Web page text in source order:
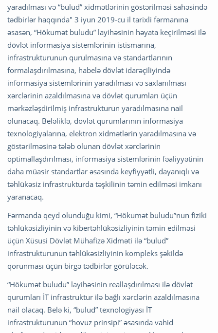
yaradılması və “bulud” xidmətlərinin göstərilməsi sahəsində
tədbirlər haqqında" 3 iyun 2019-cu il tarixli fərmanına
əsasən, “Hökumət buludu” layihəsinin həyata keçirilməsi ilə
dövlət informasiya sistemlərinin istismarına,
infrastrukturunun qurulmasına və standartlarının
formalaşdırılmasına, habelə dövlət idarəçiliyində
informasiya sistemlərinin yaradılması və saxlanılması
xərclərinin azaldılmasına və dövlət qurumları üçün
mərkəzləşdirilmiş infrastrukturun yaradılmasına nail
olunacaq. Beləliklə, dövlət qurumlarının informasiya
texnologiyalarına, elektron xidmətlərin yaradılmasına və
göstərilməsinə tələb olunan dövlət xərclərinin
optimallaşdırılması, informasiya sistemlərinin fəaliyyətinin
daha müasir standartlar əsasında keyfiyyətli, dayanıqlı və
təhlükəsiz infrastrukturda təşkilinin təmin edilməsi imkanı
yaranacaq.
Fərmanda qeyd olunduğu kimi, “Hökumət buludu”nun fiziki
təhlükəsizliyinin və kibertəhlükəsizliyinin təmin edilməsi
üçün Xüsusi Dövlət Mühafizə Xidməti ilə “bulud”
infrastrukturunun təhlükəsizliyinin kompleks şəkildə
qorunması üçün birgə tədbirlər görüləcək.
“Hökumət buludu” layihəsinin reallaşdırılması ilə dövlət
qurumları İT infrastruktur ilə bağlı xərclərin azaldılmasına
nail olacaq. Belə ki, “bulud” texnologiyası İT
infrastrukturunun “hovuz prinsipi” əsasında vahid